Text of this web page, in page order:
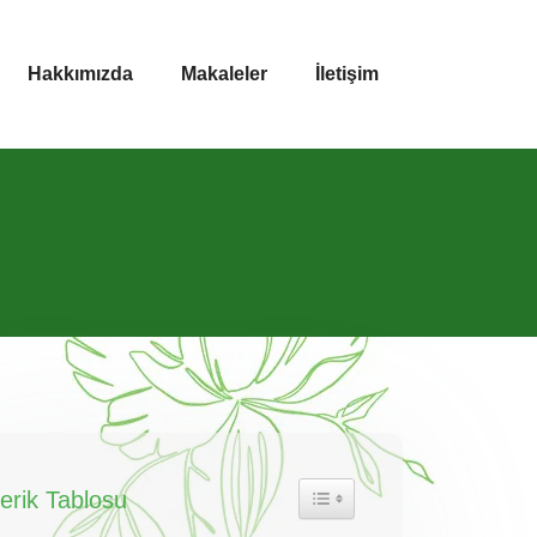
Hakkımızda Makaleler İletişim
Tablosu